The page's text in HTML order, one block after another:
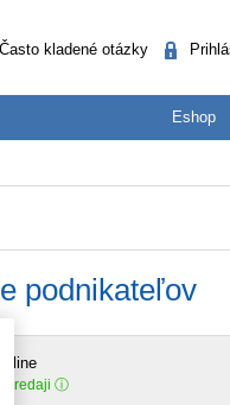
Často kladené otázky
Eshop
podnikateľov
predaji